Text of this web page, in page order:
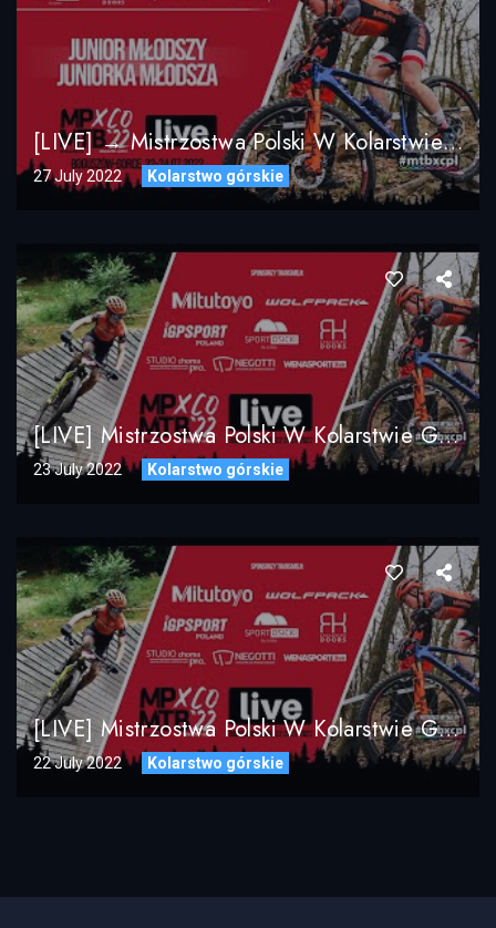
[LIVE] → Mistrzostwa Polski W Kolarstwie Górskim MTB XCO 2022 Boguszów-Gorce / Junior Młodszy
27 July 2022 Kolarstwo górskie
[LIVE] Mistrzostwa Polski W Kolarstwie Górskim MTB XCO 2022 / DZIEŃ 2 / Masters, Młodzik, Żak, Amator
23 July 2022 Kolarstwo górskie
[LIVE] Mistrzostwa Polski W Kolarstwie Górskim MTB XCO 2022 / DZIEŃ 1 / Sztafety Drużynowe XCR, Short XCC
22 July 2022 Kolarstwo górskie